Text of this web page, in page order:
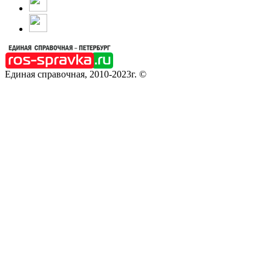
Единая справочная, 2010-2023г. ©